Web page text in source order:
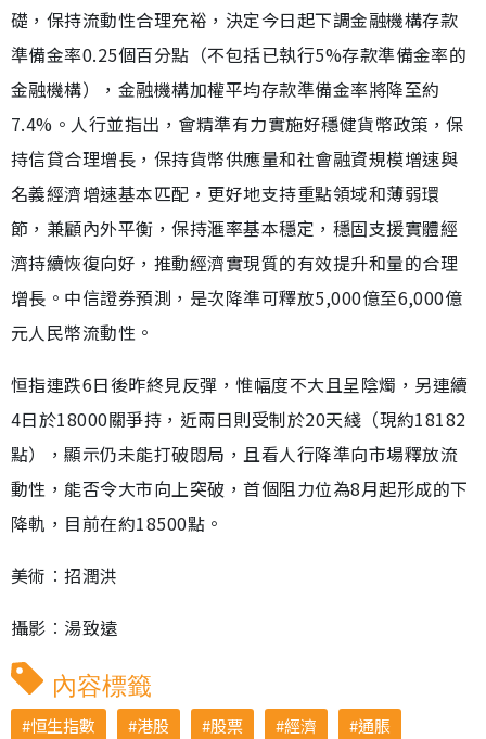
礎，保持流動性合理充裕，決定今日起下調金融機構存款
準備金率0.25個百分點（不包括已執行5%存款準備金率的
金融機構），金融機構加權平均存款準備金率將降至約
7.4%。人行並指出，會精準有力實施好穩健貨幣政策，保
持信貸合理增長，保持貨幣供應量和社會融資規模增速與
名義經濟增速基本匹配，更好地支持重點領域和薄弱環
節，兼顧內外平衡，保持滙率基本穩定，穩固支援實體經
濟持續恢復向好，推動經濟實現質的有效提升和量的合理
增長。中信證券預測，是次降準可釋放5,000億至6,000億
元人民幣流動性。
恒指連跌6日後昨終見反彈，惟幅度不大且呈陰燭，另連續
4日於18000關爭持，近兩日則受制於20天綫（現約18182
點），顯示仍未能打破悶局，且看人行降準向市場釋放流
動性，能否令大市向上突破，首個阻力位為8月起形成的下
降軌，目前在約18500點。
美術︰招潤洪
攝影︰湯致遠
內容標籤
恒生指數 港股 股票 經濟
通脹